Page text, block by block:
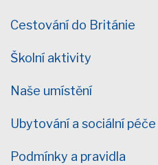
Cestování do Británie
Školní aktivity
Naše umístění
Ubytování a sociální péče
Podmínky a pravidla